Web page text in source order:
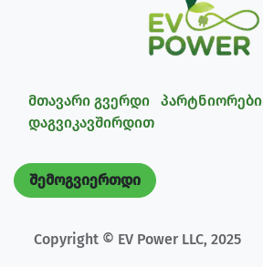
მთავარი გვერდი პარტნიორები
დაგვიკავშირდით
შემოგვიერთდი
Copyright © EV Power LLC, 2025